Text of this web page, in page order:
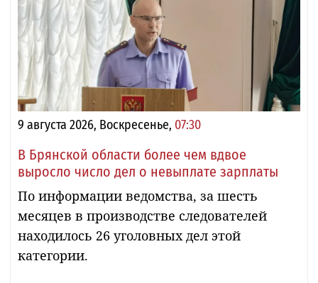
9 августа 2026, Воскресенье, 07:30
В Брянской области более чем вдвое
выросло число дел о невыплате зарплаты
По информации ведомства, за шесть
месяцев в производстве следователей
находилось 26 уголовных дел этой
категории.